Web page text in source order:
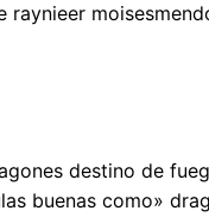
destino de
buenas como»